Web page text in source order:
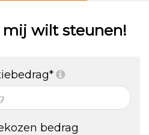
mentale
wilt steunen!
bedrag